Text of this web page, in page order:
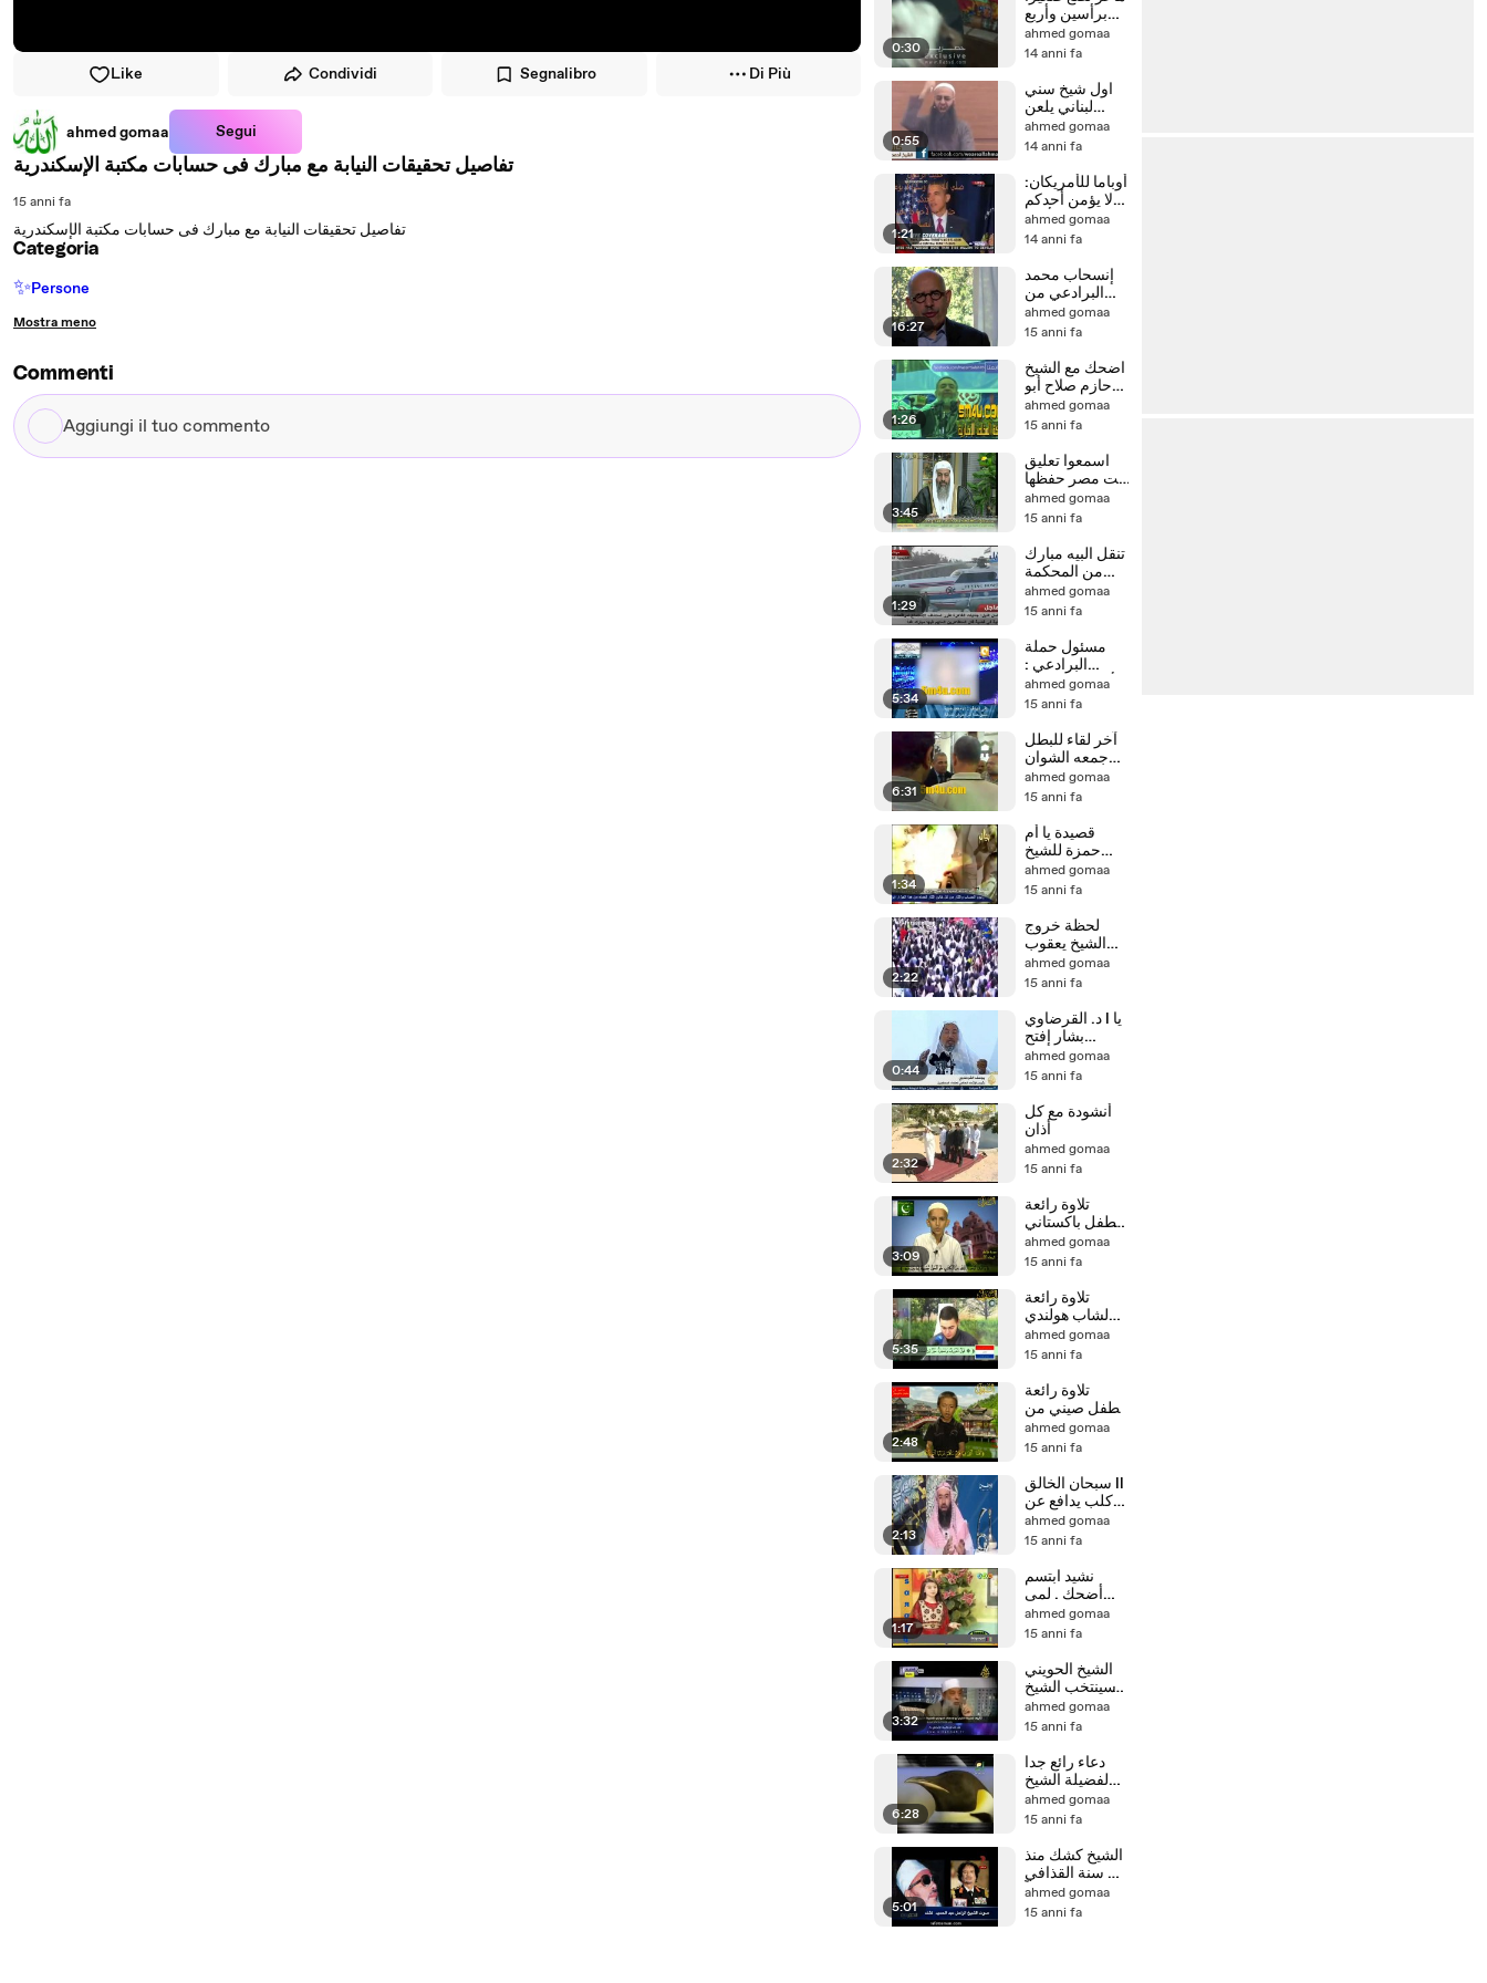
Like Condividi Segnalibro Di Più
ahmed gomaa Segui
تفاصيل تحقيقات النيابة مع مبارك فى حسابات مكتبة الإسكندرية
15 anni fa
تفاصيل تحقيقات النيابة مع مبارك فى حسابات مكتبة الإسكندرية
Categoria
✨Persone
Mostra meno
Commenti
Aggiungi
il
0:30
برأسين وأربع
عيون
ahmed gomaa
14 anni fa
0:55
اول شيخ سني
لبناني يلعن
حسن نصر الله
على المنبر
ahmed gomaa
14 anni fa
1:21
أوباما للأمريكان:
لا يؤمن أحدكم
حتى يحب لأخيه
ما يحبه لنفسه
ahmed gomaa
14 anni fa
16:27
إنسحاب محمد
البرادعي من
إنتخابات الرئاسة
ahmed gomaa
15 anni fa
1:26
اضحك مع الشيخ
حازم صلاح أبو
إسماعيل
والشيخ كشك
ahmed gomaa
15 anni fa
3:45
اسمعوا تعليق
بنت مصر حفظها
الله تعالى
ahmed gomaa
15 anni fa
1:29
تنقل البيه مبارك
من المحكمة
الى جناحه فى
(المستشفى
ahmed gomaa
15 anni fa
5:34
مسئول حملة
البرادعي :
أتحدي حد يقدر
يوصل للبرادعي
ahmed gomaa
15 anni fa
6:31
آخر لقاء للبطل
جمعه الشوان
قبل وفاته بثلاثة
أيام
ahmed gomaa
15 anni fa
1:34
قصيدة يا أم
حمزة للشيخ
حامد العلي‬‎
ahmed gomaa
15 anni fa
2:22
لحظة خروج
الشيخ يعقوب
من مسجد الفتح
بالاسكندرية
ahmed gomaa
15 anni fa
0:44
د. القرضاوي l يا
بشار إفتح
عيادتك الطبية
أفضل لك
ahmed gomaa
15 anni fa
2:32
أنشودة مع كل
أذان
ahmed gomaa
15 anni fa
3:09
تلاوة رائعة
لطفل باكستاني
من سورة فاطر
ahmed gomaa
15 anni fa
5:35
تلاوة رائعة
لشاب هولندي
من سورة البقرة
ahmed gomaa
15 anni fa
2:48
تلاوة رائعة
لطفل صيني من
سورة الملك
ahmed gomaa
15 anni fa
2:13
سبحان الخالق ll
كلب يدافع عن
صاحبه الميت
بقوة
ahmed gomaa
15 anni fa
1:17
نشيد ابتسم
أضحك . لمى
ديب
ahmed gomaa
15 anni fa
3:32
الشيخ الحويني
سينتخب الشيخ
حازم صلاح ابو
اسماعيل
ahmed gomaa
15 anni fa
6:28
دعاء رائع جدا
لفضيلة الشيخ
محمد حسان
ahmed gomaa
15 anni fa
5:01
الشيخ كشك منذ
20 سنة القذافي
لن يجد قبراً
يدفن فيه
ahmed gomaa
15 anni fa